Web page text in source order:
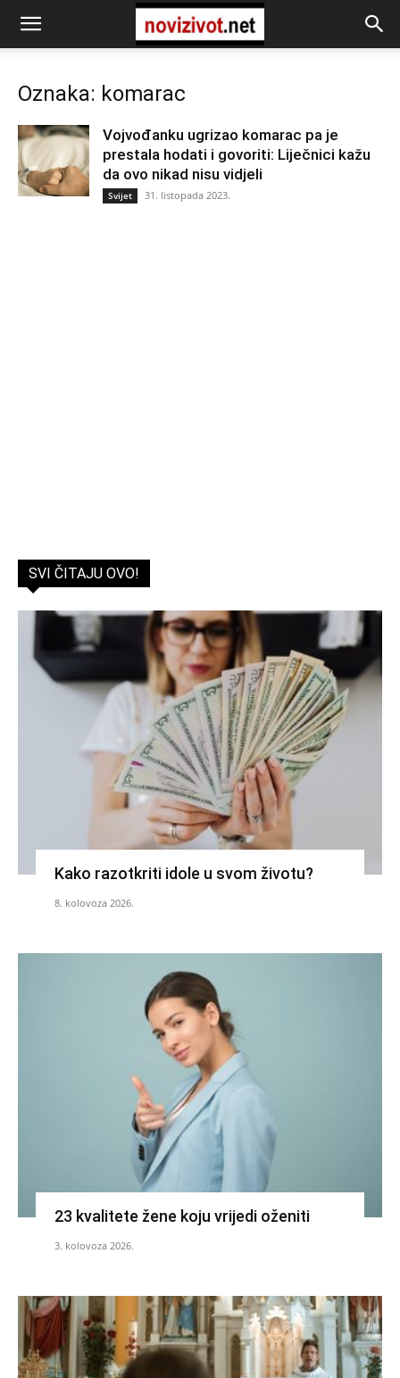
Oznaka: komarac
Vojvođanku ugrizao komarac pa je
prestala hodati i govoriti: Liječnici kažu
da ovo nikad nisu vidjeli
Svijet 31. listopada 2023.
SVI ČITAJU OVO!
Kako razotkriti idole u svom životu?
8. kolovoza 2026.
23 kvalitete žene koju vrijedi oženiti
3. kolovoza 2026.